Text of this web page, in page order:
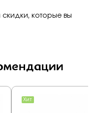
скидки, которые вы